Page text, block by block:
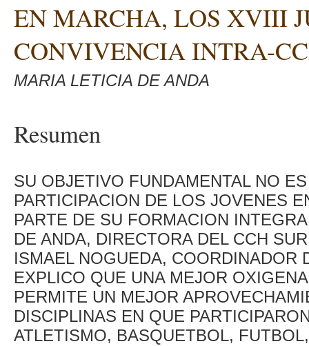
EN MARCHA, LOS XVIII
CONVIVENCIA INTRA-
MARIA LETICIA DE ANDA
Resumen
SU OBJETIVO FUNDAMENTAL NO
PARTICIPACION DE LOS JOVENES
PARTE DE SU FORMACION
DE ANDA, DIRECTORA DEL CCH
ISMAEL NOGUEDA, COORDINADOR
EXPLICO QUE UNA MEJOR
PERMITE UN MEJOR
DISCIPLINAS EN QUE
ATLETISMO, BASQUETBOL,